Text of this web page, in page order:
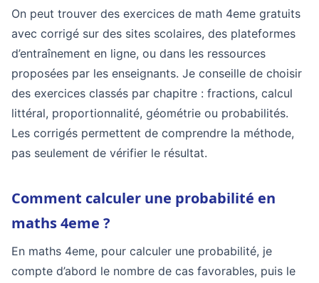
On peut trouver des exercices de math 4eme gratuits
avec corrigé sur des sites scolaires, des plateformes
d’entraînement en ligne, ou dans les ressources
proposées par les enseignants. Je conseille de choisir
des exercices classés par chapitre : fractions, calcul
littéral, proportionnalité, géométrie ou probabilités.
Les corrigés permettent de comprendre la méthode,
pas seulement de vérifier le résultat.
Comment calculer une probabilité en
maths 4eme ?
En maths 4eme, pour calculer une probabilité, je
compte d’abord le nombre de cas favorables, puis le